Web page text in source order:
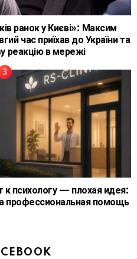
ранок у Києві»: Максим
час приїхав до України та
реакцію в мережі
к психологу — плохая идея:
профессиональная помощь